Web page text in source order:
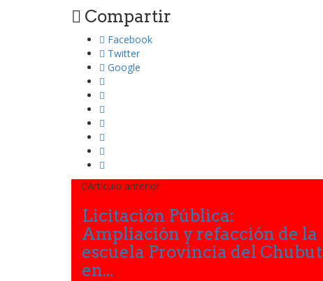
Compartir
Facebook
Twitter
Google
Artículo anterior
Licitación Pública:
Ampliación y refacción de la
escuela Provincia del Chubut
en...